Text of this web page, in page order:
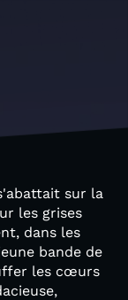
sur la
les grises
dans les
bande de
les cœurs